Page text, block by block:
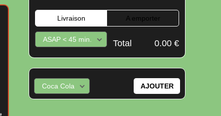
et le samedi soir)
.
Livraison A emporter
ASAP < 45 min. Total 0.00 €
Coca Cola AJOUTER